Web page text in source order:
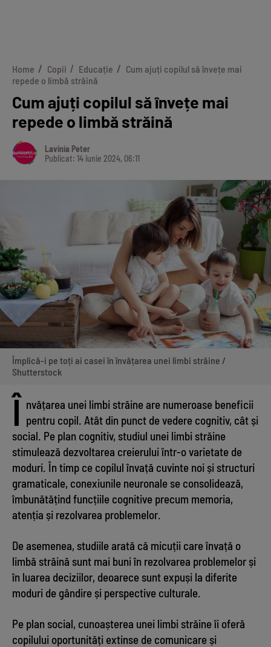
Home Copii Educație
Cum ajuți copilul să învețe mai
repede o limbă străină
Cum ajuți copilul să învețe mai
repede o limbă străină
Lavinia Peter
Publicat: 14 iunie 2024, 06:11
Împlică-i pe toți ai casei în învățarea unei limbi străine /
Shutterstock
Î nvățarea unei limbi străine are numeroase beneficii
pentru copil. Atât din punct de vedere cognitiv, cât și
social. Pe plan cognitiv, studiul unei limbi străine
stimulează dezvoltarea creierului într-o varietate de
moduri. În timp ce copilul învață cuvinte noi și structuri
gramaticale, conexiunile neuronale se consolidează,
îmbunătățind funcțiile cognitive precum memoria,
atenția și rezolvarea problemelor.
De asemenea, studiile arată că micuții care învață o
limbă străină sunt mai buni în rezolvarea problemelor și
în luarea deciziilor, deoarece sunt expuși la diferite
moduri de gândire și perspective culturale.
Pe plan social, cunoașterea unei limbi străine îi oferă
copilului oportunități extinse de comunicare și